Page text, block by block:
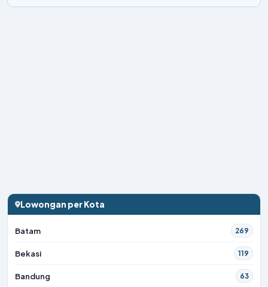
Lowongan per Kota
Batam 269
Bekasi 119
Bandung 63